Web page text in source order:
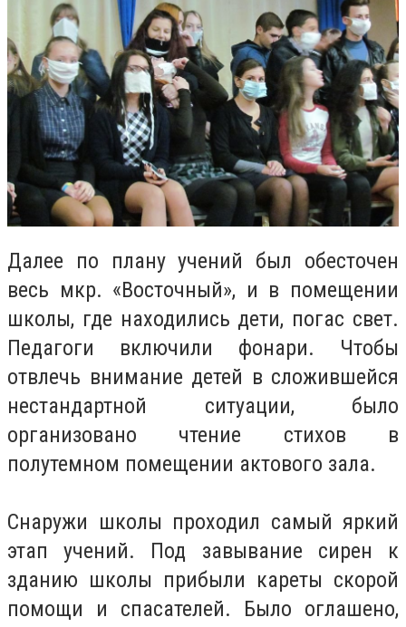
Далее по плану учений был обесточен
весь мкр. «Восточный», и в помещении
школы, где находились дети, погас свет.
Педагоги включили фонари. Чтобы
отвлечь внимание детей в сложившейся
нестандартной ситуации, было
организовано чтение стихов в
полутемном помещении актового зала.
Снаружи школы проходил самый яркий
этап учений. Под завывание сирен к
зданию школы прибыли кареты скорой
помощи и спасателей. Было оглашено,